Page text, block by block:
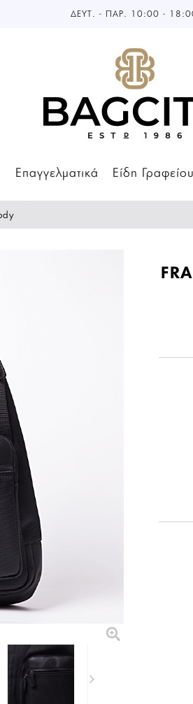
ΔΕΥΤ. - ΠΑΡ. 10:00 -
Επαγγελματικά Είδη Γραφείου